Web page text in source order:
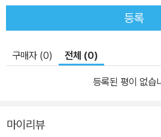
등록
구매자 (0) 전체 (0)
등록된 평이 없습
마이리뷰